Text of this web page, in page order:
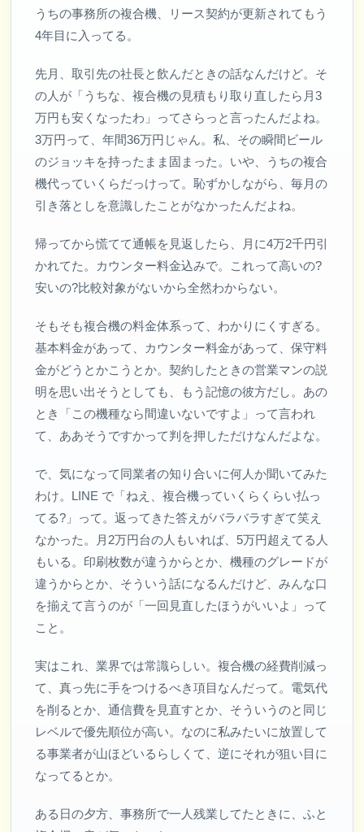
うちの事務所の複合機、リース契約が更新されてもう
4年目に入ってる。
先月、取引先の社長と飲んだときの話なんだけど。そ
の人が「うちな、複合機の見積もり取り直したら月3
万円も安くなったわ」ってさらっと言ったんだよね。
3万円って、年間36万円じゃん。私、その瞬間ビール
のジョッキを持ったまま固まった。いや、うちの複合
機代っていくらだっけって。恥ずかしながら、毎月の
引き落としを意識したことがなかったんだよね。
帰ってから慌てて通帳を見返したら、月に4万2千円引
かれてた。カウンター料金込みで。これって高いの?
安いの?比較対象がないから全然わからない。
そもそも複合機の料金体系って、わかりにくすぎる。
基本料金があって、カウンター料金があって、保守料
金がどうとかこうとか。契約したときの営業マンの説
明を思い出そうとしても、もう記憶の彼方だし。あの
とき「この機種なら間違いないですよ」って言われ
て、ああそうですかって判を押しただけなんだよな。
で、気になって同業者の知り合いに何人か聞いてみた
わけ。LINE で「ねえ、複合機っていくらくらい払っ
てる?」って。返ってきた答えがバラバラすぎて笑え
なかった。月2万円台の人もいれば、5万円超えてる人
もいる。印刷枚数が違うからとか、機種のグレードが
違うからとか、そういう話になるんだけど、みんな口
を揃えて言うのが「一回見直したほうがいいよ」って
こと。
実はこれ、業界では常識らしい。複合機の経費削減っ
て、真っ先に手をつけるべき項目なんだって。電気代
を削るとか、通信費を見直すとか、そういうのと同じ
レベルで優先順位が高い。なのに私みたいに放置して
る事業者が山ほどいるらしくて、逆にそれが狙い目に
なってるとか。
ある日の夕方、事務所で一人残業してたときに、ふと